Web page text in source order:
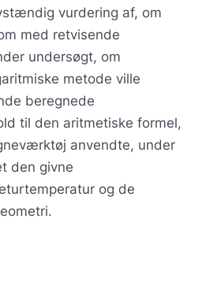
vurdering af, om
med retvisende
undersøgt, om
metode ville
beregnede
til den aritmetiske formel,
anvendte, under
den givne
og de